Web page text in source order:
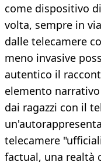
come dispositivo
volta, sempre in
dalle telecamere
meno invasive
autentico il
elemento
dai ragazzi con il
telecamere
factual, una realtà